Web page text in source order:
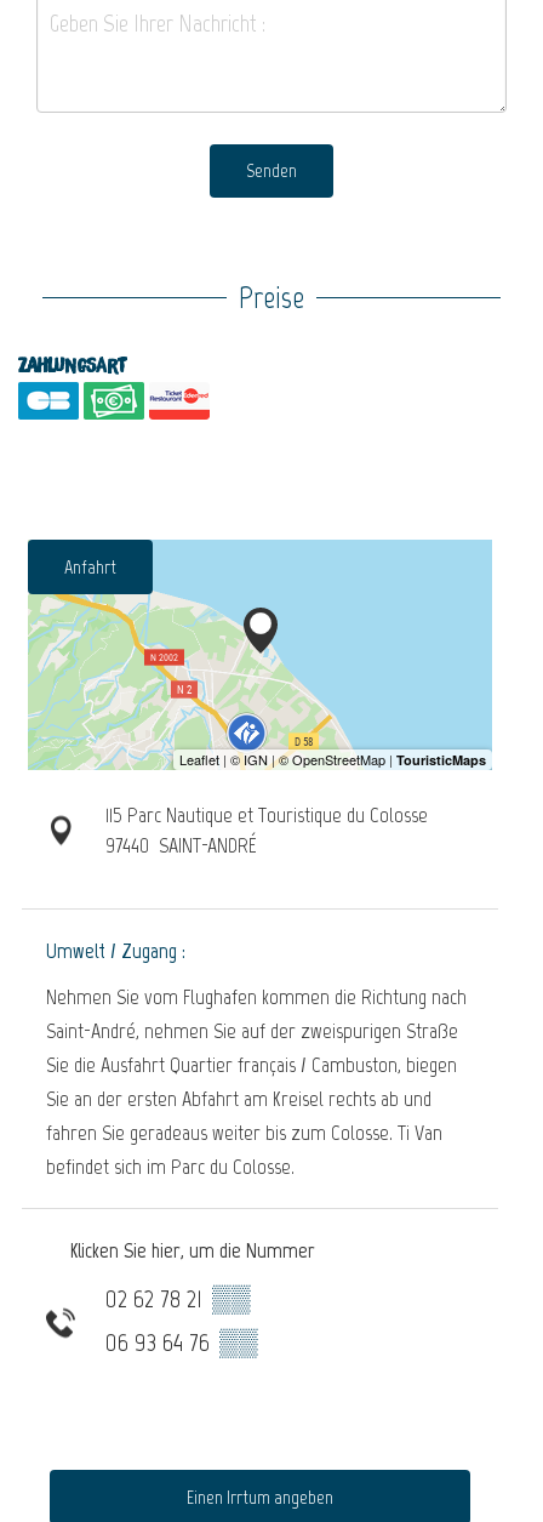
Senden
Preise
Zahlungsart
Anfahrt
115 Parc Nautique et Touristique du Colosse
97440 SAINT-ANDRÉ
Umwelt / Zugang :
Nehmen Sie vom Flughafen kommen die Richtung nach
Saint-André, nehmen Sie auf der zweispurigen Straße
Sie die Ausfahrt Quartier français / Cambuston, biegen
Sie an der ersten Abfahrt am Kreisel rechts ab und
fahren Sie geradeaus weiter bis zum Colosse. Ti Van
befindet sich im Parc du Colosse.
Klicken Sie hier, um die Nummer
02 62 78 21 ▒▒
06 93 64 76 ▒▒
Einen Irrtum angeben